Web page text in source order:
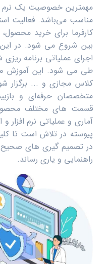
مهمترین خصوصیت یک نرم
مناسب می‌باشد. فعالیت
کارفرما برای خرید
بین شروع می شود. در
اجرای عملیاتی برنامه
طی می شود. این آموزش
کلاس مجازی و ... برگزار
متخصصان حرفه‌ای و
قسمت های مختلف محصول
آماری و عملیاتی نرم افزار
پیوسته در تلاش است تا
در تصمیم گیری های صحیح
راهنمایی و یاری رساند.